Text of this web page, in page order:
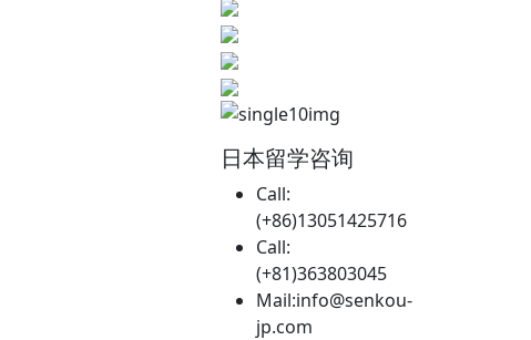
日本留学咨询
Call:
(+86)13051425716
Call:
(+81)363803045
Mail:info@senkou-
jp.com